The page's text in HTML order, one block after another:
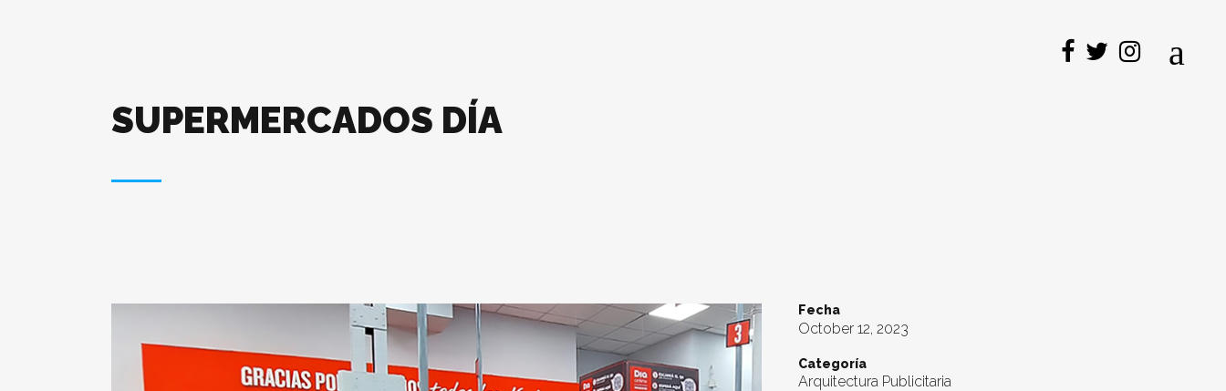
SUPERMERCADOS DÍA
Fecha
October 12, 2023
Categoría
Arquitectura Publicitaria